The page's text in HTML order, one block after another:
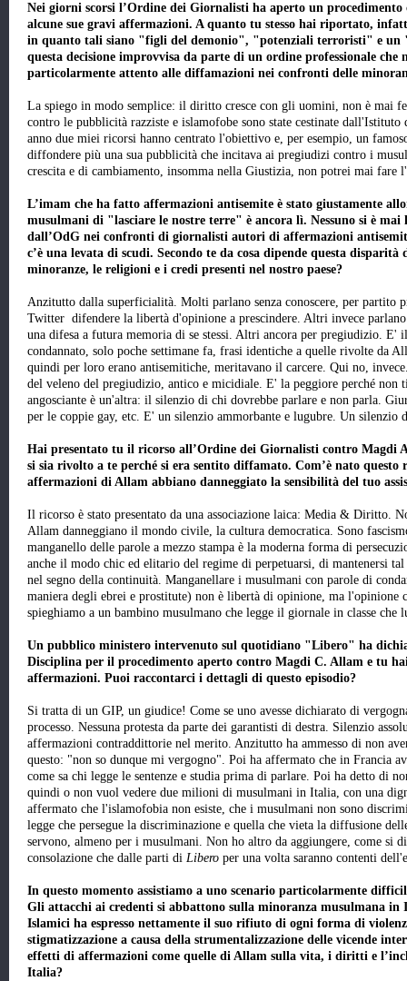
Nei giorni scorsi l’Ordine dei Giornalisti ha aperto un
alcune sue gravi affermazioni. A quanto tu stesso hai riportato,
in quanto tali siano "figli del demonio", "potenziali terroristi" e un
questa decisione improvvisa da parte di un ordine professionale che
particolarmente attento alle diffamazioni nei confronti delle
La spiego in modo semplice: il diritto cresce con gli uomini, non è mai
contro le pubblicità razziste e islamofobe sono state cestinate
anno due miei ricorsi hanno centrato l'obiettivo e, per esempio, un
diffondere più una sua pubblicità che incitava ai pregiudizi contro i
crescita e di cambiamento, insomma nella Giustizia, non potrei mai fare
L’imam che ha fatto affermazioni antisemite è stato giustamente
musulmani di "lasciare le nostre terre" è ancora lì. Nessuno si è
dall’OdG nei confronti di giornalisti autori di affermazioni
c’è una levata di scudi. Secondo te da cosa dipende questa
minoranze, le religioni e i credi presenti nel nostro paese?
Anzitutto dalla superficialità. Molti parlano senza conoscere, per partito
Twitter difendere la libertà d'opinione a prescindere. Altri invece
una difesa a futura memoria di se stessi. Altri ancora per pregiudizio. E'
condannato, solo poche settimane fa, frasi identiche a quelle rivolte da
quindi per loro erano antisemitiche, meritavano il carcere. Qui no,
del veleno del pregiudizio, antico e micidiale. E' la peggiore perché non
angosciante è un'altra: il silenzio di chi dovrebbe parlare e non parla.
per le coppie gay, etc. E' un silenzio ammorbante e lugubre. Un silenzio
Hai presentato tu il ricorso all’Ordine dei Giornalisti contro Magdi
si sia rivolto a te perché si era sentito diffamato. Com’è nato questo
affermazioni di Allam abbiano danneggiato la sensibilità del tuo
Il ricorso è stato presentato da una associazione laica: Media & Diritto.
Allam danneggiano il mondo civile, la cultura democratica. Sono
manganello delle parole a mezzo stampa è la moderna forma di
anche il modo chic ed elitario del regime di perpetuarsi, di mantenersi
nel segno della continuità. Manganellare i musulmani con parole di
maniera degli ebrei e prostitute) non è libertà di opinione, ma l'opinione
spieghiamo a un bambino musulmano che legge il giornale in classe
Un pubblico ministero intervenuto sul quotidiano "Libero" ha
Disciplina per il procedimento aperto contro Magdi C. Allam e tu
affermazioni. Puoi raccontarci i dettagli di questo episodio?
Si tratta di un GIP, un giudice! Come se uno avesse dichiarato di
processo. Nessuna protesta da parte dei garantisti di destra. Silenzio
affermazioni contraddittorie nel merito. Anzitutto ha ammesso di non
questo: "non so dunque mi vergogno". Poi ha affermato che in Francia
come sa chi legge le sentenze e studia prima di parlare. Poi ha detto di
quindi o non vuol vedere due milioni di musulmani in Italia, con una
affermato che l'islamofobia non esiste, che i musulmani non sono
legge che persegue la discriminazione e quella che vieta la diffusione
servono, almeno per i musulmani. Non ho altro da aggiungere, come si
consolazione che dalle parti di Libero per una volta saranno contenti
In questo momento assistiamo a uno scenario particolarmente
Gli attacchi ai credenti si abbattono sulla minoranza musulmana in
Islamici ha espresso nettamente il suo rifiuto di ogni forma di
stigmatizzazione a causa della strumentalizzazione delle vicende
effetti di affermazioni come quelle di Allam sulla vita, i diritti e
Italia?